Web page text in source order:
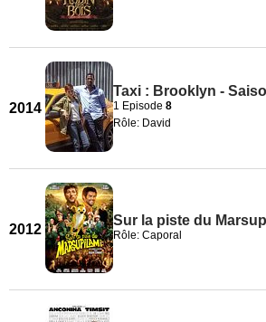
2014
Taxi : Brooklyn -
1 Episode 8
Rôle: David
2012
Sur la piste du
Rôle: Caporal